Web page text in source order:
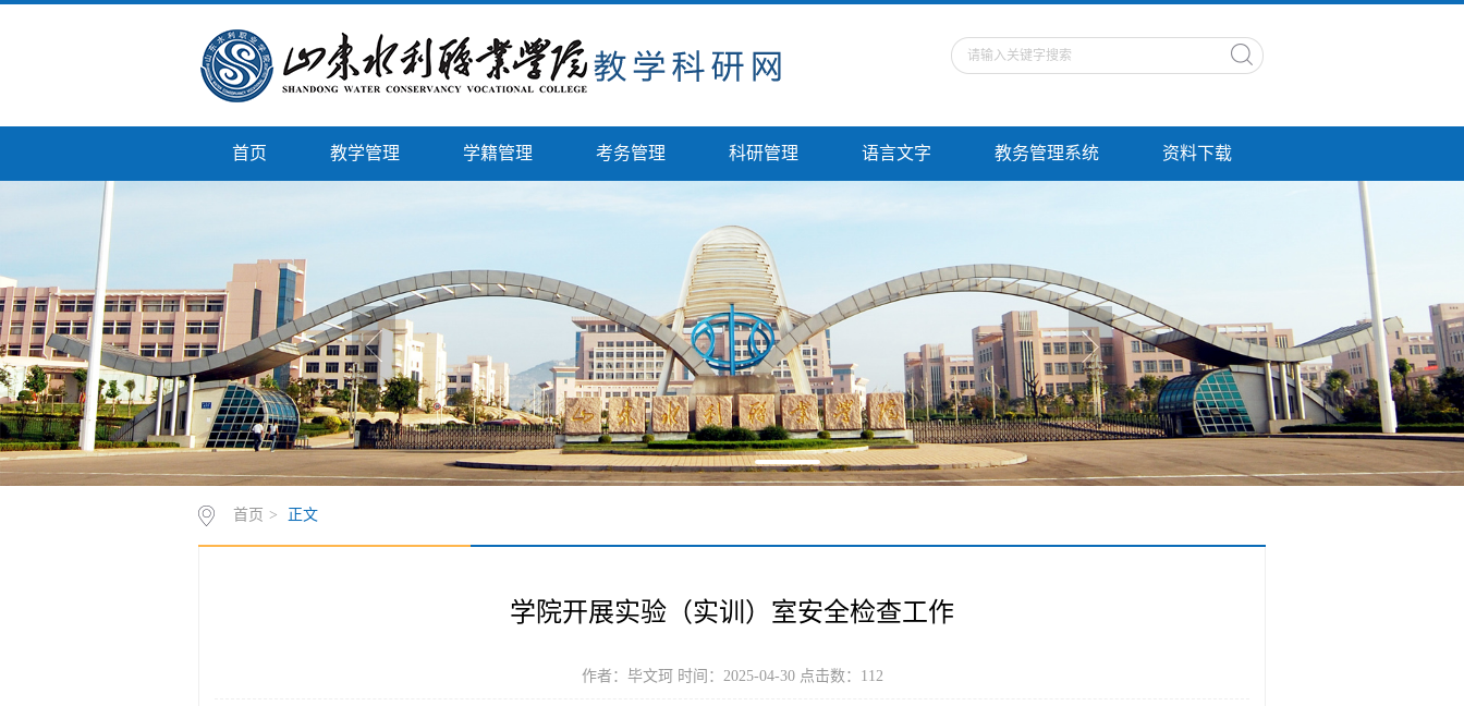
首页 教学管理 学籍管理 考务管理 科研管理 语言文字 教务管理系统 资料下载
首页 > 正文
学院开展实验（实训）室安全检查工作
作者：毕文珂 时间：2025-04-30 点击数： 112